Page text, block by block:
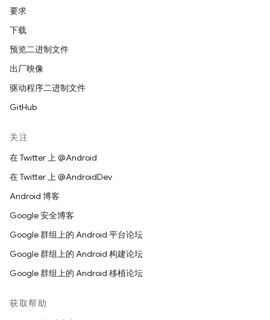
要求
下载
预览二进制文件
出厂映像
驱动程序二进制文件
GitHub
关注
在 Twitter 上 @Android
在 Twitter 上 @AndroidDev
Android 博客
Google 安全博客
Google 群组上的 Android 平台论坛
Google 群组上的 Android 构建论坛
Google 群组上的 Android 移植论坛
获取帮助